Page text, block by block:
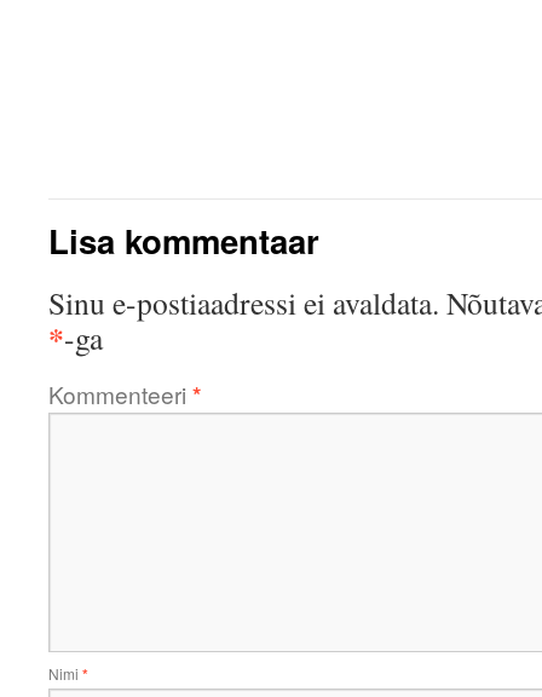
Lisa kommentaar
Sinu e-postiaadressi ei avaldata.
*-ga
Kommenteeri *
Nimi *